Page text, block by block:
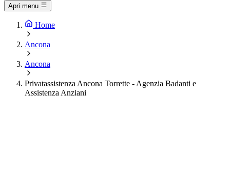
Apri menu
Home
Ancona
Ancona
Privatassistenza Ancona Torrette - Agenzia Badanti e
Assistenza Anziani